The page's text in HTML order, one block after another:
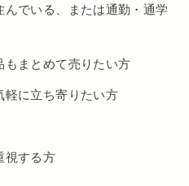
でいる、または通勤・通学
まとめて売りたい方
に立ち寄りたい方
視する方